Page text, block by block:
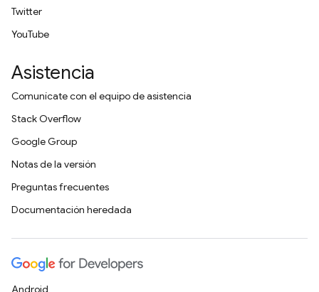
Twitter
YouTube
Asistencia
Comunícate con el equipo de asistencia
Stack Overflow
Google Group
Notas de la versión
Preguntas frecuentes
Documentación heredada
Android